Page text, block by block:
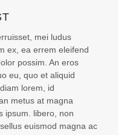
mei ludus
ex, ea errem eleifend
possim. An eros
eu, quo et aliquid
lorem, id
metus at magna
ipsum. libero, non
euismod magna ac